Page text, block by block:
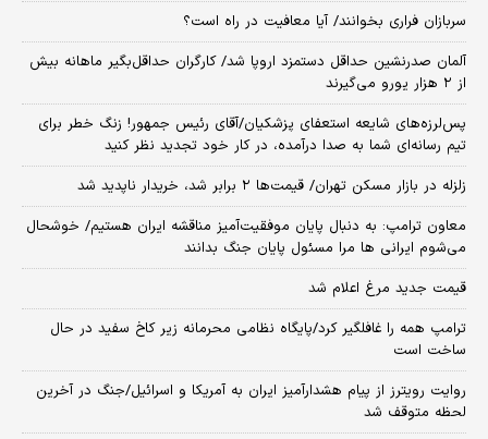
سربازان فراری بخوانند/ آیا معافیت در راه است؟
آلمان صدرنشین حداقل دستمزد اروپا شد/ کارگران حداقل‌بگیر ماهانه بیش
از ۲ هزار یورو می‌گیرند
پس‌لرزه‌های شایعه استعفای پزشکیان/آقای رئیس جمهور! زنگ خطر برای
تیم رسانه‌ای شما به صدا درآمده، در کار خود تجدید نظر کنید
زلزله در بازار مسکن تهران/ قیمت‌ها ۲ برابر شد، خریدار ناپدید شد
معاون ترامپ: به دنبال پایان موفقیت‌آمیز مناقشه ایران هستیم/ خوشحال
می‌شوم ایرانی ها مرا مسئول پایان جنگ بدانند
قیمت جدید مرغ اعلام شد
ترامپ همه را غافلگیر کرد/پایگاه نظامی محرمانه زیر کاخ سفید در حال
ساخت است
روایت رویترز از پیام هشدارآمیز ایران به آمریکا و اسرائیل/جنگ در آخرین
لحظه متوقف شد